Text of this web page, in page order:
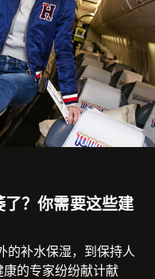
？你需要这些建
的补水保湿，到保持人
的专家纷纷献计献